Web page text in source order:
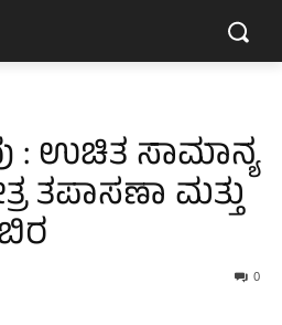
: ಉಚಿತ ಸಾಮಾನ್ಯ
ತಪಾಸಣಾ ಮತ್ತು
0